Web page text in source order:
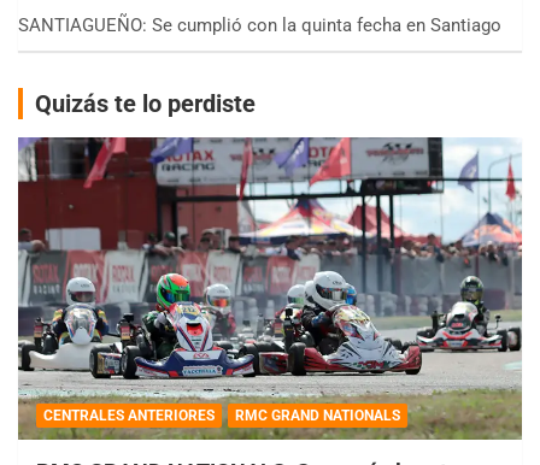
SANTIAGUEÑO: Se cumplió con la quinta fecha en Santiago
Quizás te lo perdiste
CENTRALES ANTERIORES RMC GRAND NATIONALS